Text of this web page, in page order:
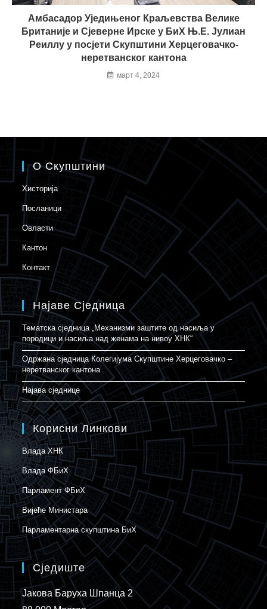
Амбасадор Уједињеног Краљевства Велике
Британије и Сјеверне Ирске у БиХ Њ.Е. Јулиан
Реиллy у посјети Скупштини Херцеговачко-
неретванског кантона
март 4, 2024
О Скупштини
Хисторија
Посланици
Овласти
Кантон
Контакт
Најаве Сједница
Тематска сједница „Механизми заштите од насиља у
породици и насиља над женама на нивоу ХНК“
Одржана сједница Колегијума Скупштине Херцеговачко –
неретванског кантона
Најава сједнице
Корисни Линкови
Влада ХНК
Влада ФБиХ
Парламент ФБиХ
Вијеће Министара
Парламентарна скупштина БиХ
Сједиште
Јакова Баруха Шпанца 2